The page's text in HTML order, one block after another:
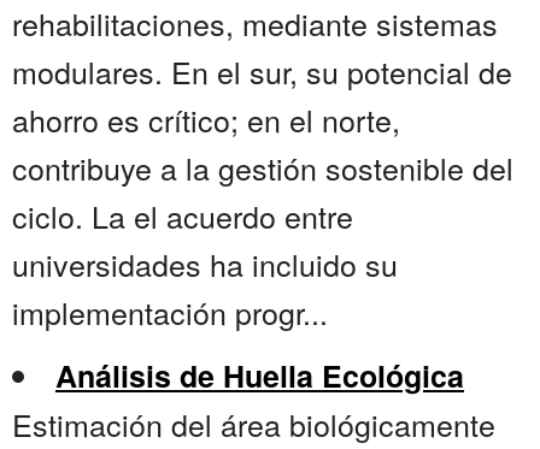
rehabilitaciones, mediante sistemas
modulares. En el sur, su potencial de
ahorro es crítico; en el norte,
contribuye a la gestión sostenible del
ciclo. La el acuerdo entre
universidades ha incluido su
implementación progr...
Análisis de Huella Ecológica
Estimación del área biológicamente